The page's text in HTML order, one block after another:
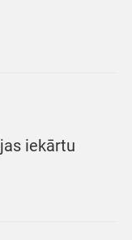
iekārtu